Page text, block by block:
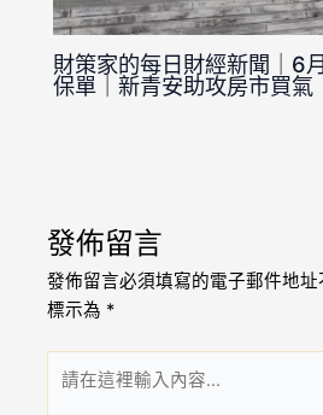
財策家的每日財經新聞｜6
保單｜新青安助攻房市買氣
發佈留言
發佈留言必須填寫的電子郵件地址
標示為 *
在